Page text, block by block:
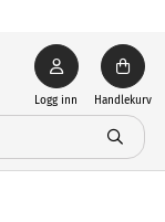
Logg inn Handlekurv